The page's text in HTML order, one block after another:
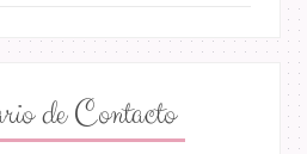
de Contacto